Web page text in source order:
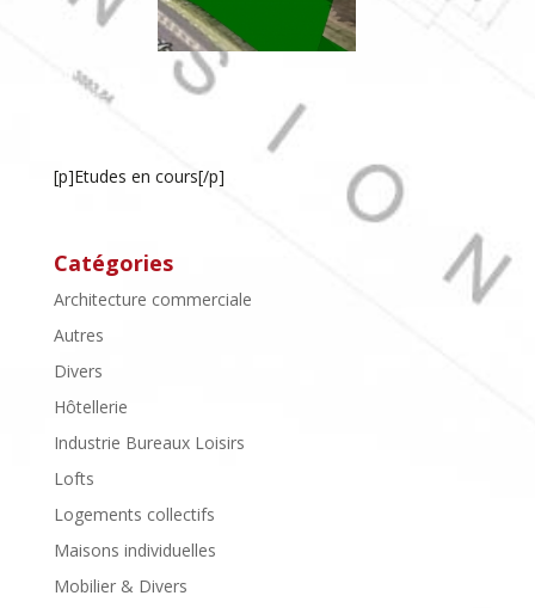
[p]Etudes en cours[/p]
Catégories
Architecture commerciale
Autres
Divers
Hôtellerie
Industrie Bureaux Loisirs
Lofts
Logements collectifs
Maisons individuelles
Mobilier & Divers